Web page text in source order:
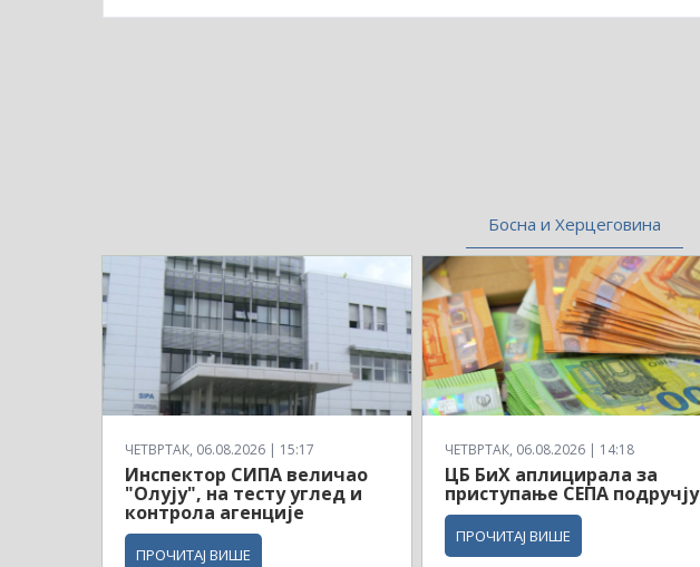
Босна и Херцеговина
ЧЕТВРТАК, 06.08.2026 | 15:17
Инспектор СИПА величао
"Олују", на тесту углед и
контрола агенције
ПРОЧИТАЈ ВИШЕ
ЧЕТВРТАК, 06.08.2026 | 14:18
ЦБ БиХ аплицирала за
приступање СЕПА подручју
ПРОЧИТАЈ ВИШЕ